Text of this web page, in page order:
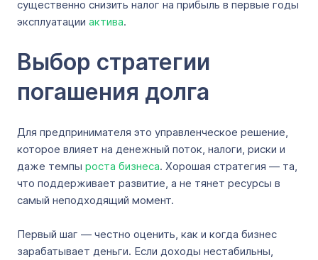
существенно снизить налог на прибыль в первые годы
эксплуатации актива.
Выбор стратегии
погашения долга
Для предпринимателя это управленческое решение,
которое влияет на денежный поток, налоги, риски и
даже темпы роста бизнеса. Хорошая стратегия — та,
что поддерживает развитие, а не тянет ресурсы в
самый неподходящий момент.
Первый шаг — честно оценить, как и когда бизнес
зарабатывает деньги. Если доходы нестабильны,